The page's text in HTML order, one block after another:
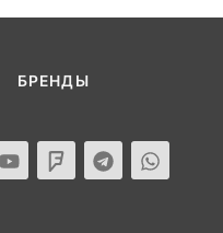
БРЕНДЫ